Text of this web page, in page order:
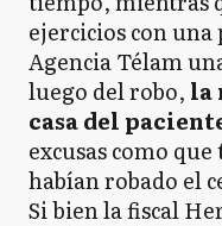
ejercicios con
Agencia Télam
luego del robo, la
casa del
excusas como
habían robado el
Si bien la fiscal